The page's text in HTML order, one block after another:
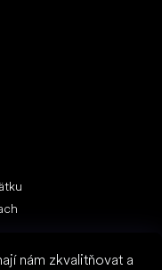
nám zkvalitňovat a